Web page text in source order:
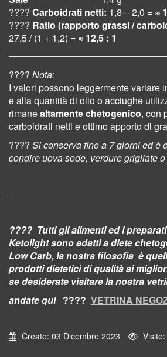
???? Carboidrati netti: 1,8 – 2,0 = ≈
???? Ratio (rapporto grassi /
27,5 / (1 + 1,2) = ≈ 12,5 : 1
???? Nota:
I valori possono leggermente variare
e alla quantità di olio o acciughe
rimanealtamente chetogenico, con
carboidrati netti e ottimo apporto di
???? Si conserva fino a 7 giorni ed è
condire uova sode, verdure grigliate
???? Tutti gli alimenti ed i
Ketolight sono adatti a diete
Low Carb, la nostra filosofia è
prodotti dietetici di qualità ai
se desiderate visitare la nostra
andate qui ???? VETRINA
Creato: 03 Dicembre 2023